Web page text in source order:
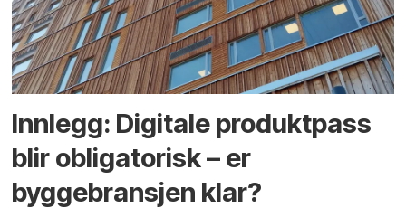
Innlegg: Digitale produktpass
blir obligatorisk – er
byggebransjen klar?